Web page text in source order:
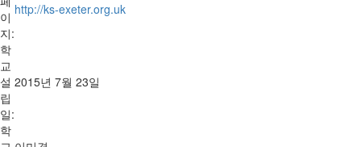
이
지:
http://ks-exeter.org.uk
학
교
설
립
일:
2015년 7월 23일
학